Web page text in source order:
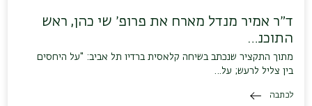
ד״ר אמיר מנדל מארח את פרופ׳ שי כהן, ראש
התוכנ…
מתוך התקציר שנכתב בשיחה קלאסית ברדיו תל אביב: "על היחסים
בין צליל לרעש; על…
לכתבה